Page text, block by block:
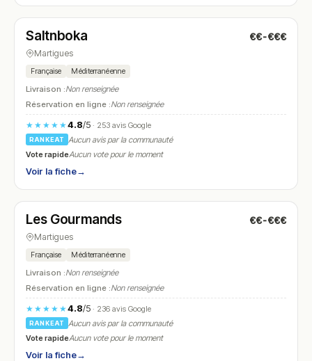
N° 6
Saltnboka €€-€€€
Martigues
Française Méditerranéenne
Livraison :Non renseignée
Réservation en ligne :Non renseignée
★★★★★4.8/5· 253 avis Google
RANKEAT
Aucun avis par la communauté
Vote rapideAucun vote pour le moment
Voir la fiche→
N° 7
Les Gourmands €€-€€€
Martigues
Française Méditerranéenne
Livraison :Non renseignée
Réservation en ligne :Non renseignée
★★★★★4.8/5· 236 avis Google
RANKEAT
Aucun avis par la communauté
Vote rapideAucun vote pour le moment
Voir la fiche→